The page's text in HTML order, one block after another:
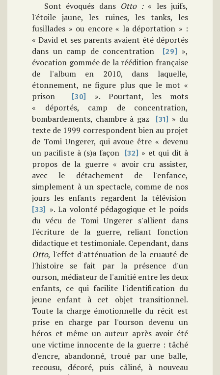
Sont évoqués dans Otto :« les juifs,
l'étoile jaune, les ruines, les tanks, les
fusillades » ou encore « la déportation » :
« David et ses parents avaient été déportés
dans un camp de concentration
[29]
»,
évocation gommée de la réédition française
de l'album en 2010, dans laquelle,
étonnement, ne figure plus que le mot «
prison
[30]
». Pourtant, les mots
« déportés, camp de concentration,
bombardements, chambre à gaz
[31]
» du
texte de 1999 correspondent bien au projet
de Tomi Ungerer, qui avoue être « devenu
un pacifiste à (s)a façon
[32] » et qui dit à
propos de la guerre « avoir cru assister,
avec le détachement de l'enfance,
simplement à un spectacle, comme de nos
jours les enfants regardent la télévision
[33]
». La volonté pédagogique et le poids
du vécu de Tomi Ungerer s'allient dans
l'écriture de la guerre, reliant fonction
didactique et testimoniale. Cependant, dans
Otto, l'effet d'atténuation de la cruauté de
l'histoire se fait par la présence d'un
ourson, médiateur de l'amitié entre les deux
enfants, ce qui facilite l'identification du
jeune enfant à cet objet transitionnel.
Toute la charge émotionnelle du récit est
prise en charge par l'ourson devenu un
héros et même un auteur après avoir été
une victime innocente de la guerre : tâché
d'encre, abandonné, troué par une balle,
recousu, décoré, puis câliné, à nouveau